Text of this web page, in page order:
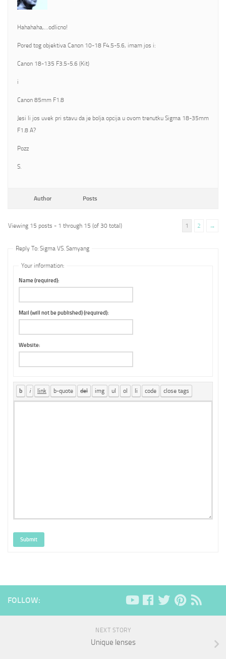
Hahahaha,…odlicno!
Pored tog objektiva Canon 10-18 F4.5-5.6, imam jos i:
Canon 18-135 F3.5-5.6 (Kit)
i
Canon 85mm F1.8
Jesi li jos uvek pri stavu da je bolja opcija u ovom trenutku Sigma 18-35mm
F1.8 A?
Pozz
S.
Author Posts
Viewing 15 posts - 1 through 15 (of 30 total) 1 2 →
Reply To: Sigma VS. Samyang
Your information:
Name (required):
Mail (will not be published) (required):
Website:
Submit
FOLLOW:
NEXT STORY
Unique lenses